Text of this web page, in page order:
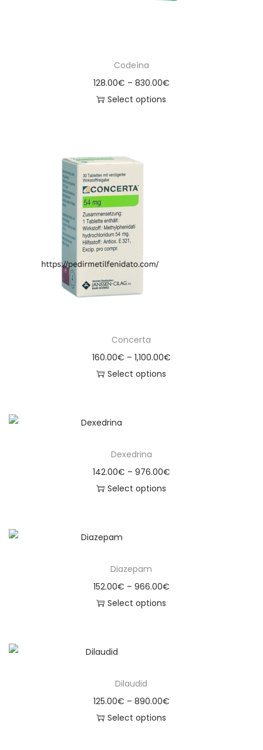
Codeína
128.00€ – 830.00€
Select options
Concerta
160.00€ – 1,100.00€
Select options
Dexedrina
142.00€ – 976.00€
Select options
Diazepam
152.00€ – 966.00€
Select options
Dilaudid
125.00€ – 890.00€
Select options